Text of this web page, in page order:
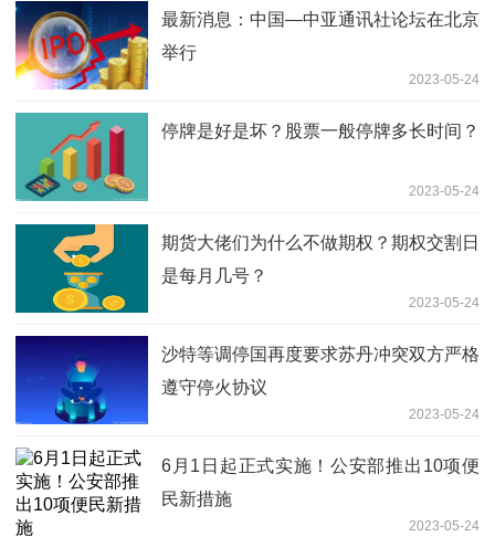
最新消息：中国—中亚通讯社论坛在北京
举行
2023-05-24
停牌是好是坏？股票一般停牌多长时间？
2023-05-24
期货大佬们为什么不做期权？期权交割日
是每月几号？
2023-05-24
沙特等调停国再度要求苏丹冲突双方严格
遵守停火协议
2023-05-24
6月1日起正式实施！公安部推出10项便
民新措施
2023-05-24